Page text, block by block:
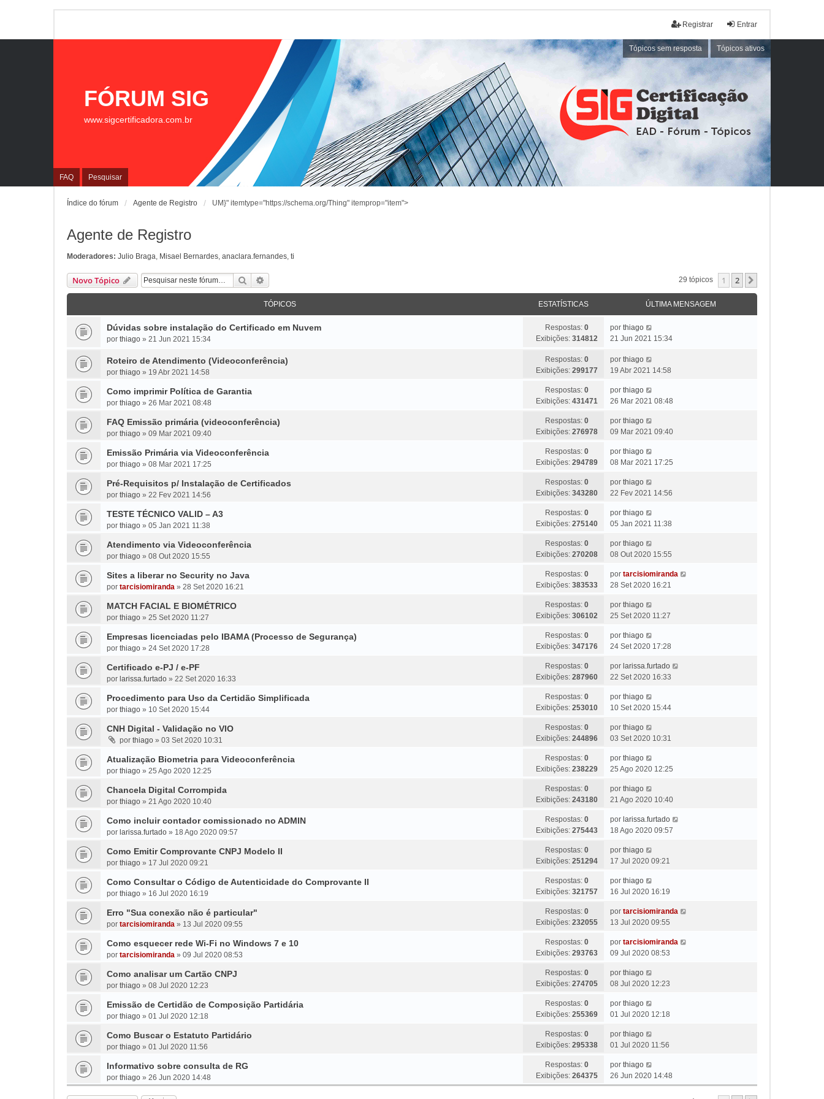
Entrar
Registrar
Tópicos sem resposta Tópicos ativos
FAQ Pesquisar
FÓRUM SIG
www.sigcertificadora.com.br
Índice do fórum Agente de Registro UM}" itemtype="https://schema.org/Thing" itemprop="item">
Agente de Registro
Moderadores: Julio Braga, Misael Bernardes, anaclara.fernandes, ti
Novo Tópico Pesquisar 29 tópicos 1 2
TÓPICOS ESTATÍSTICAS ÚLTIMA MENSAGEM
Dúvidas sobre instalação do Certificado em Nuvem
por thiago » 21 Jun 2021 15:34
Respostas: 0
Exibições: 314812
por thiago
21 Jun 2021 15:34
Roteiro de Atendimento (Videoconferência)
por thiago » 19 Abr 2021 14:58
Respostas: 0
Exibições: 299177
por thiago
19 Abr 2021 14:58
Como imprimir Política de Garantia
por thiago » 26 Mar 2021 08:48
Respostas: 0
Exibições: 431471
por thiago
26 Mar 2021 08:48
FAQ Emissão primária (videoconferência)
por thiago » 09 Mar 2021 09:40
Respostas: 0
Exibições: 276978
por thiago
09 Mar 2021 09:40
Emissão Primária via Videoconferência
por thiago » 08 Mar 2021 17:25
Respostas: 0
Exibições: 294789
por thiago
08 Mar 2021 17:25
Pré-Requisitos p/ Instalação de Certificados
por thiago » 22 Fev 2021 14:56
Respostas: 0
Exibições: 343280
por thiago
22 Fev 2021 14:56
TESTE TÉCNICO VALID – A3
por thiago » 05 Jan 2021 11:38
Respostas: 0
Exibições: 275140
por thiago
05 Jan 2021 11:38
Atendimento via Videoconferência
por thiago » 08 Out 2020 15:55
Respostas: 0
Exibições: 270208
por thiago
08 Out 2020 15:55
Sites a liberar no Security no Java
por tarcisiomiranda » 28 Set 2020 16:21
Respostas: 0
Exibições: 383533
por tarcisiomiranda
28 Set 2020 16:21
MATCH FACIAL E BIOMÉTRICO
por thiago » 25 Set 2020 11:27
Respostas: 0
Exibições: 306102
por thiago
25 Set 2020 11:27
Empresas licenciadas pelo IBAMA (Processo de Segurança)
por thiago » 24 Set 2020 17:28
Respostas: 0
Exibições: 347176
por thiago
24 Set 2020 17:28
Certificado e-PJ / e-PF
por larissa.furtado » 22 Set 2020 16:33
Respostas: 0
Exibições: 287960
por larissa.furtado
22 Set 2020 16:33
Procedimento para Uso da Certidão Simplificada
por thiago » 10 Set 2020 15:44
Respostas: 0
Exibições: 253010
por thiago
10 Set 2020 15:44
CNH Digital - Validação no VIO
por thiago » 03 Set 2020 10:31
Respostas: 0
Exibições: 244896
por thiago
03 Set 2020 10:31
Atualização Biometria para Videoconferência
por thiago » 25 Ago 2020 12:25
Respostas: 0
Exibições: 238229
por thiago
25 Ago 2020 12:25
Chancela Digital Corrompida
por thiago » 21 Ago 2020 10:40
Respostas: 0
Exibições: 243180
por thiago
21 Ago 2020 10:40
Como incluir contador comissionado no ADMIN
por larissa.furtado » 18 Ago 2020 09:57
Respostas: 0
Exibições: 275443
por larissa.furtado
18 Ago 2020 09:57
Como Emitir Comprovante CNPJ Modelo II
por thiago » 17 Jul 2020 09:21
Respostas: 0
Exibições: 251294
por thiago
17 Jul 2020 09:21
Como Consultar o Código de Autenticidade do Comprovante II
por thiago » 16 Jul 2020 16:19
Respostas: 0
Exibições: 321757
por thiago
16 Jul 2020 16:19
Erro "Sua conexão não é particular"
por tarcisiomiranda » 13 Jul 2020 09:55
Respostas: 0
Exibições: 232055
por tarcisiomiranda
13 Jul 2020 09:55
Como esquecer rede Wi-Fi no Windows 7 e 10
por tarcisiomiranda » 09 Jul 2020 08:53
Respostas: 0
Exibições: 293763
por tarcisiomiranda
09 Jul 2020 08:53
Como analisar um Cartão CNPJ
por thiago » 08 Jul 2020 12:23
Respostas: 0
Exibições: 274705
por thiago
08 Jul 2020 12:23
Emissão de Certidão de Composição Partidária
por thiago » 01 Jul 2020 12:18
Respostas: 0
Exibições: 255369
por thiago
01 Jul 2020 12:18
Como Buscar o Estatuto Partidário
por thiago » 01 Jul 2020 11:56
Respostas: 0
Exibições: 295338
por thiago
01 Jul 2020 11:56
Informativo sobre consulta de RG
por thiago » 26 Jun 2020 14:48
Respostas: 0
Exibições: 264375
por thiago
26 Jun 2020 14:48